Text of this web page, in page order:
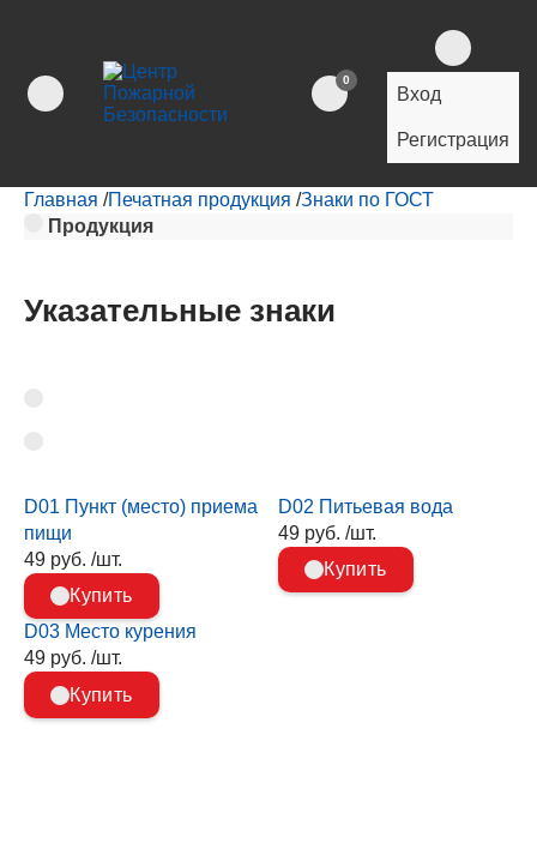
0
Вход
Регистрация
Главная /Печатная продукция /Знаки по ГОСТ
Продукция
Указательные знаки
D01 Пункт (место) приема
пищи
49 руб. /шт.
Купить
D02 Питьевая вода
49 руб. /шт.
Купить
D03 Место курения
49 руб. /шт.
Купить